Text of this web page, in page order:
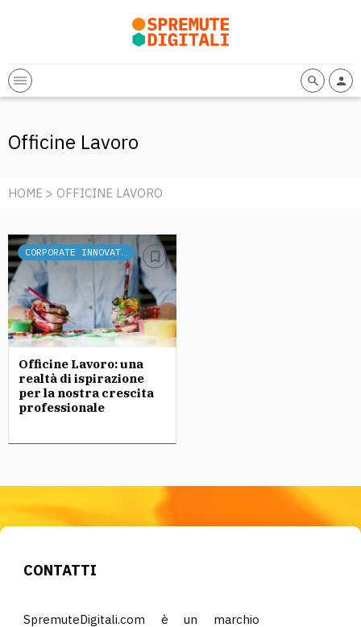
Officine Lavoro
HOME > OFFICINE LAVORO
CORPORATE INNOVATION
Officine Lavoro: una
realtà di ispirazione
per la nostra crescita
professionale
CONTATTI
SpremuteDigitali.com è un marchio